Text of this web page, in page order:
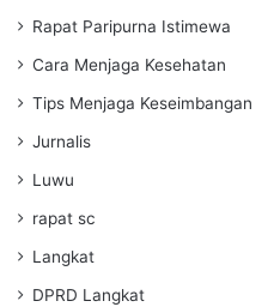
Rapat Paripurna Istimewa
Cara Menjaga Kesehatan
Tips Menjaga Keseimbangan
Jurnalis
Luwu
rapat sc
Langkat
DPRD Langkat